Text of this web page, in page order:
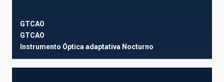
GTCAO
GTCAO
Instrumento Óptica adaptativa Nocturno